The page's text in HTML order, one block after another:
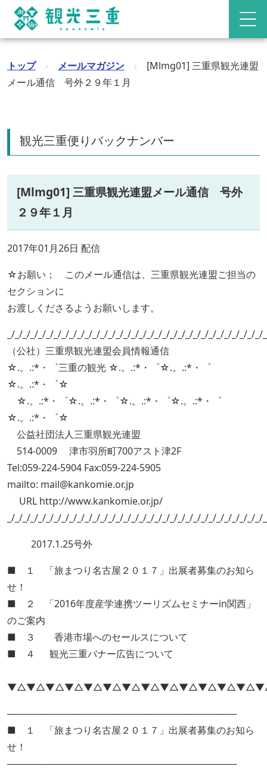
トップ › メールマガジン ›
[Mlmg01] 三重県観光連盟
メール通信 号外２９年１月
観光三重便りバックナンバー
[Mlmg01] 三重県観光連盟メール通信 号外
２９年１月
2017年01月26日 配信
☆お願い； このメール通信は、三重県観光連盟ご担当の
セクションに
お渡しくださるようお願いします。
_/_/_/_/_/_/_/_/_/_/_/_/_/_/_/_/_/_/_/_/_/_/_/_/_/_/_/_/_/_/_/_/_/
（公社）三重県観光連盟会員情報通信
☆.。.:*・゜三重の観光 ☆.。.:*・゜☆.。.:*・゜
☆.。.:*・゜☆
☆.。.:*・゜☆.。.:*・゜☆.。.:*・゜☆.。.:*・゜
☆.。.:*・゜☆
公益社団法人三重県観光連盟
514-0009 津市羽所町700アスト津2F
Tel:059-224-5904 Fax:059-224-5905
mailto: mail@kankomie.or.jp
URL http://www.kankomie.or.jp/
_/_/_/_/_/_/_/_/_/_/_/_/_/_/_/_/_/_/_/_/_/_/_/_/_/_/_/_/_/_/_/_/_/
2017.1.25号外
■ １ 「旅まつり名古屋２０１７」出展者募集のお知ら
せ！
■ ２ 「2016年度産学連携ツーリズムセミナーin関西」
のご案内
■ ３ 香港市場へのセールスについて
■ ４ 観光三重バナー広告について
───────────────────────────────────
■ １ 「旅まつり名古屋２０１７」出展者募集のお知ら
せ！
───────────────────────────────────